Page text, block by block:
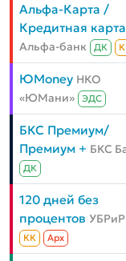
Альфа-Карта /
Кредитная карта
Альфа-банк ДК
ЮMoney НКО
«ЮМани»
ЭДС
БКС Премиум/
Премиум + БКС
ДК
120 дней без
процентов УБРиР
КК Aрх